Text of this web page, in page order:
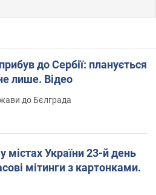
до Сербії: планується
лише. Відео
до Бєлграда
містах України 23-й день
мітинги з картонками.